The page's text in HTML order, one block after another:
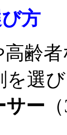
方
齢
選
サー